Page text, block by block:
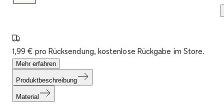
1,99 € pro Rücksendung, kostenlose Rückgabe im Store.
Mehr erfahren
Produktbeschreibung
Material